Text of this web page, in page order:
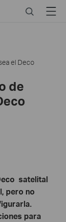
SearchMenu
el Deco
de
satelital
pero no
para